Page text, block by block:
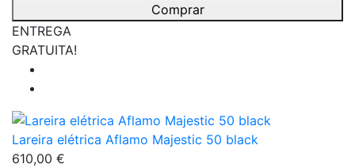
Comprar
ENTREGA
GRATUITA!
Lareira elétrica Aflamo Majestic 50 black
610,00 €